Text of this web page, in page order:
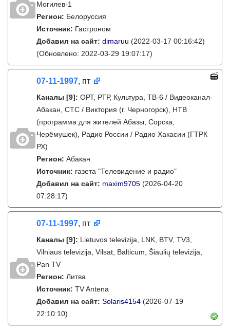
Могилев-1
Регион: Белоруссия
Источник: Гастроном
Добавил на сайт: dimaruu (2022-03-17 00:16:42)
(Обновлено: 2022-03-29 19:07:17)
07-11-1997, пт
Каналы [9]: ОРТ, РТР, Культура, ТВ-6 / Видеоканал-
Абакан, СТС / Виктория (г. Черногорск), НТВ
(программа для жителей Абазы, Сорска,
Черёмушек), Радио России / Радио Хакасии (ГТРК
РХ)
Регион: Абакан
Источник: газета "Телевидение и радио"
Добавил на сайт: maxim9705 (2026-04-20
07:28:17)
07-11-1997, пт
Каналы [9]: Lietuvos televizija, LNK, BTV, TV3,
Vilniaus televizija, Vilsat, Balticum, Šiaulių televizija,
Pan TV
Регион: Литва
Источник: TV Antena
Добавил на сайт: Solaris4154 (2026-07-19
22:10:10)